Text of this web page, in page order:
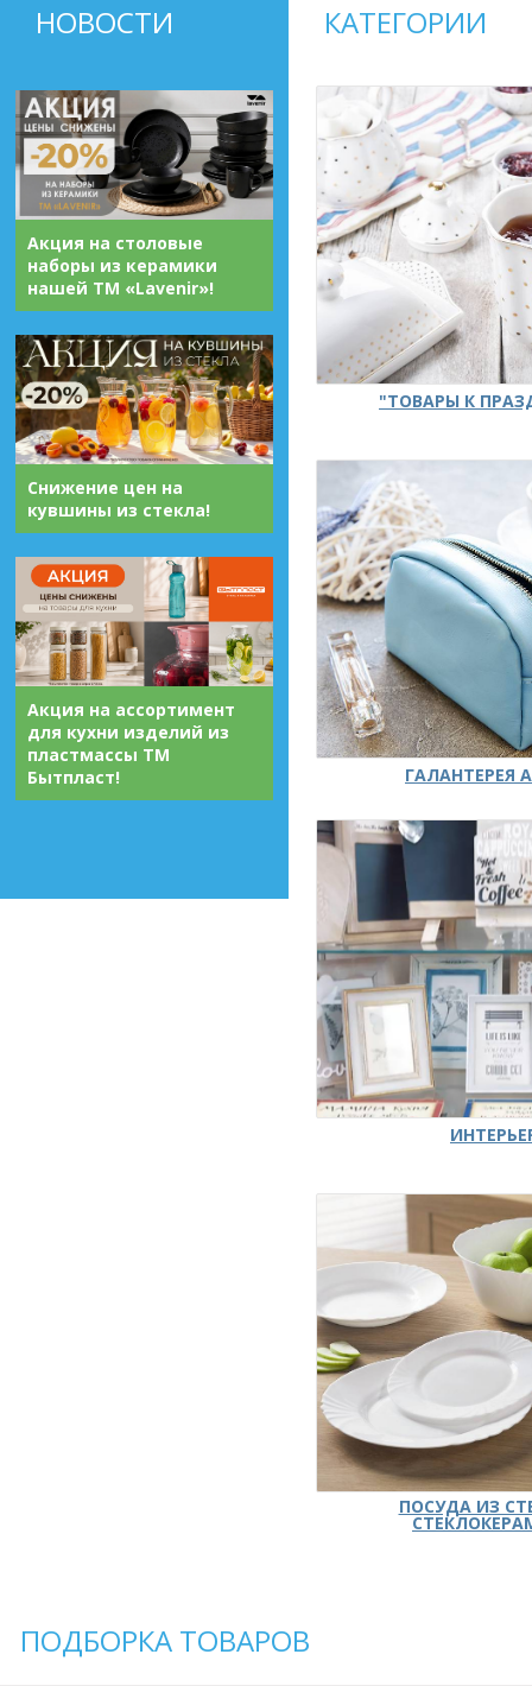
НОВОСТИ
Акция на столовые
наборы из керамики
нашей ТМ «Lavenir»!
Снижение цен на
кувшины из стекла!
Акция на ассортимент
для кухни изделий из
пластмассы ТМ
Бытпласт!
КАТЕГОРИИ
"ТОВАРЫ К
ГАЛАНТЕРЕЯ
ПОСУДА ИЗ
ПОДБОРКА ТОВАРОВ